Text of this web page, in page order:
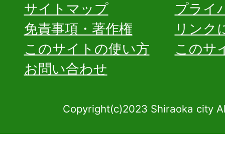
サイトマップ
プライ
免責事項・著作権
リンク
このサイトの使い方
このサ
お問い合わせ
Copyright(c)2023 Shiraoka city